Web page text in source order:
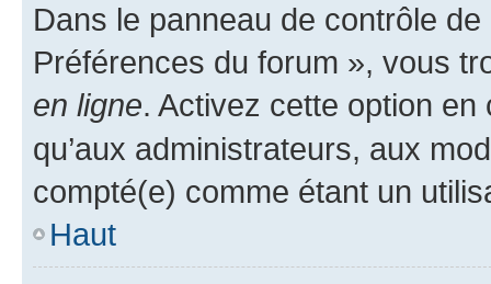
Dans le panneau de contrôle
Préférences du forum », vous
en ligne. Activez cette option
qu’aux administrateurs, aux
compté(e) comme étant un
Haut